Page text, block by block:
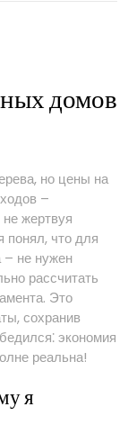
домов
но цены на
–
жертвуя
понял, что для
– не нужен
рассчитать
Это
сохранив
экономия
реальна!
я